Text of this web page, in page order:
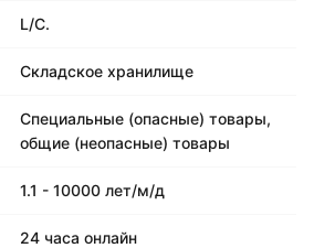
L/C.
Складское хранилище
Специальные (опасные) товары,
общие (неопасные) товары
1.1 - 10000 лет/м/д
24 часа онлайн